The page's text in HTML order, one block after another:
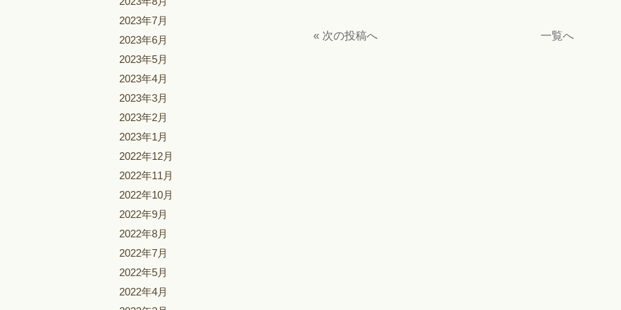
一覧へ
« 次の投稿へ
2023年7月
2023年6月
2023年5月
2023年4月
2023年3月
2023年2月
2023年1月
2022年12月
2022年11月
2022年10月
2022年9月
2022年8月
2022年7月
2022年5月
2022年4月